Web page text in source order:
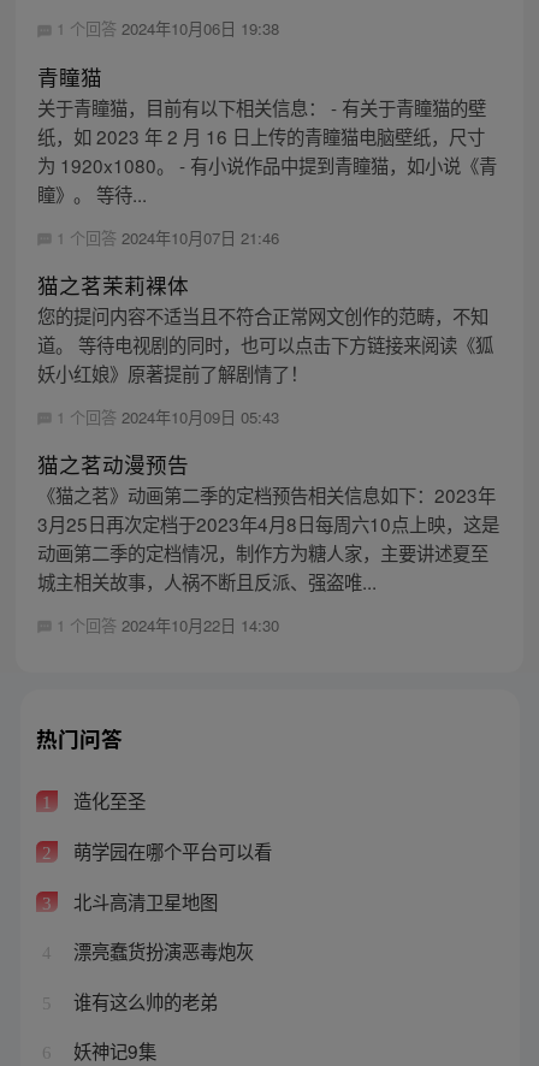
1 个回答 2024年10月06日 19:38
青瞳猫
关于青瞳猫，目前有以下相关信息： - 有关于青瞳猫的壁
纸，如 2023 年 2 月 16 日上传的青瞳猫电脑壁纸，尺寸
为 1920x1080。 - 有小说作品中提到青瞳猫，如小说《青
瞳》。 等待...
1 个回答 2024年10月07日 21:46
猫之茗茉莉裸体
您的提问内容不适当且不符合正常网文创作的范畴，不知
道。 等待电视剧的同时，也可以点击下方链接来阅读《狐
妖小红娘》原著提前了解剧情了！
1 个回答 2024年10月09日 05:43
猫之茗动漫预告
《猫之茗》动画第二季的定档预告相关信息如下：2023年
3月25日再次定档于2023年4月8日每周六10点上映，这是
动画第二季的定档情况，制作方为糖人家，主要讲述夏至
城主相关故事，人祸不断且反派、强盗唯...
1 个回答 2024年10月22日 14:30
热门问答
1 造化至圣
2 萌学园在哪个平台可以看
3 北斗高清卫星地图
4 漂亮蠢货扮演恶毒炮灰
5 谁有这么帅的老弟
6 妖神记9集